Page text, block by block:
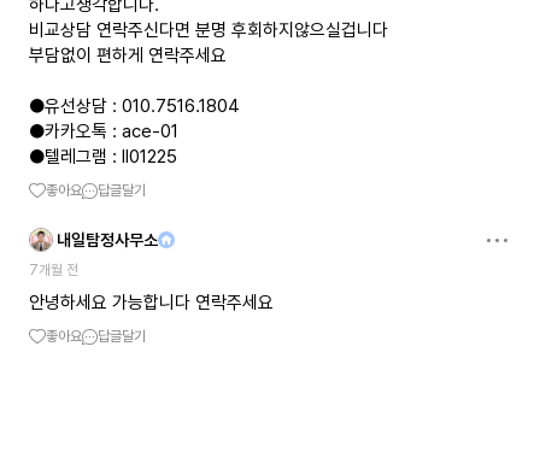
하다고생각합니다.
비교상담 연락주신다면 분명 후회하지않으실겁니다
부담없이 편하게 연락주세요
●유선상담 : 010.7516.1804
●카카오톡 : ace-01
●텔레그램 : ll01225
좋아요 답글달기
내일탐정사무소
7개월 전
안녕하세요 가능합니다 연락주세요
좋아요 답글달기